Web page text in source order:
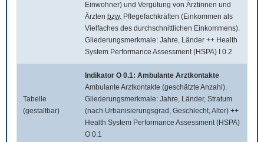
Einwohner) und Vergütung von Ärztinnen und
Ärzten bzw. Pflegefachkräften (Einkommen als
Vielfaches des durchschnittlichen Einkommens).
Gliederungsmerkmale: Jahre, Länder ++ Health
System Performance Assessment (HSPA) I 0.2
Tabelle
(gestaltbar)
Indikator O 0.1: Ambulante Arztkontakte
Ambulante Arztkontakte (geschätzte Anzahl).
Gliederungsmerkmale: Jahre, Länder, Stratum
(nach Urbanisierungsgrad, Geschlecht, Alter) ++
Health System Performance Assessment (HSPA)
O 0.1